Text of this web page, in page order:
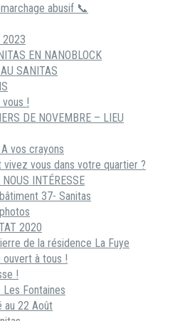
abusif 📞
EN NANOBLOCK
SANITAS
vous !
DE NOVEMBRE – LIEU
vos crayons
vous dans votre quartier ?
INTÉRESSE
37- Sanitas
2020
de la résidence La Fuye
ouvert à tous !
!
Fontaines
au 22 Août